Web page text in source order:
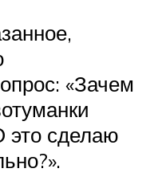
«Зачем
это сделаю